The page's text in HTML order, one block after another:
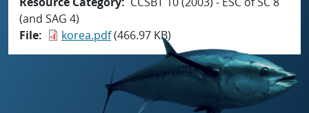
(and SAG 4)
File
korea.pdf(466.97 KB)